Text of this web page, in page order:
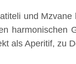
und
harmonischen
als Aperitif, zu